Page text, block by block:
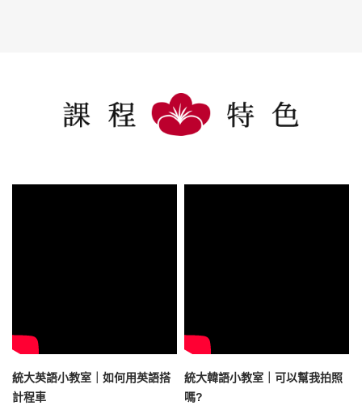
統大英語小教室｜如何用英語搭
計程車
統大韓語小教室｜可以幫我拍照
嗎?